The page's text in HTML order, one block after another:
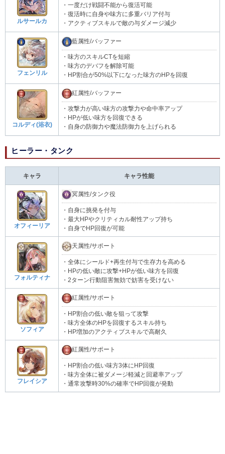
ルサールカ
・一度だけ戦闘不能から復活可能
・復活時に自身や味方に多重バリア付与
・アクティブスキルで敵の与ダメージ減少
フェンリル
藍属性/バッファー
・味方のスキルCTを短縮
・味方のデバフを解除可能
・HP割合が50%以下になった味方のHPを回復
コルディ(浴衣)
紅属性/バッファー
・攻撃力が高い味方の攻撃力や命中率アップ
・HPが低い味方を回復できる
・自身の防御力や魔法防御力を上げられる
ヒーラー・タンク
キャラ キャラ性能
オフィーリア
冥属性/タンク役
・自身に挑発を付与
・最大HPやクリティカル耐性アップ持ち
・自身でHP回復が可能
フォルティナ
天属性/サポート
・全体にシールド+再生付与で生存力を高める
・HPの低い敵に攻撃+HPが低い味方を回復
・2ターン行動阻害無効で妨害を受けない
ソフィア
紅属性/サポート
・HP割合の低い敵を狙って攻撃
・味方全体のHPを回復するスキル持ち
・HP増加のアクティブスキルで高耐久
フレイシア
紅属性/サポート
・HP割合の低い味方3体にHP回復
・味方全体に被ダメージ軽減と回避率アップ
・通常攻撃時30%の確率でHP回復が発動